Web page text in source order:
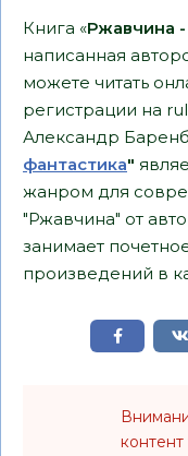
Книга «Ржавчина
написанная
можете читать
регистрации на
Александр
фантастика"
жанром для
"Ржавчина" от
занимает
произведений в